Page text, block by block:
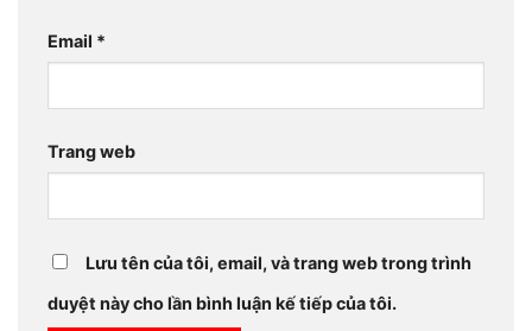
Email *
Trang web
Lưu tên của tôi, email, và trang web trong trình
duyệt này cho lần bình luận kế tiếp của tôi.